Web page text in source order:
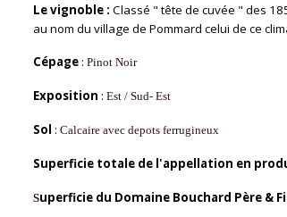
Le vignoble : Classé " tête de cuvée " des
au nom du village de Pommard celui de ce
Cépage : Pinot Noir
Exposition : Est / Sud- Est
Sol : Calcaire avec depots ferrugineux
Superficie totale de l'appellation en
Superficie du Domaine Bouchard Père &